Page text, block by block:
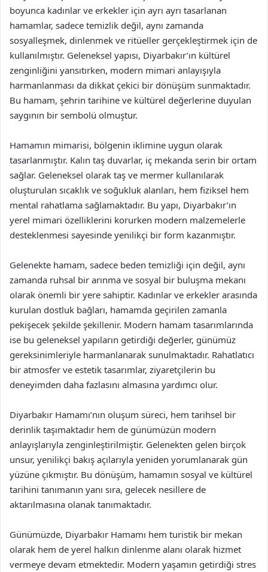
boyunca kadınlar ve erkekler için ayrı ayrı tasarlanan
hamamlar, sadece temizlik değil, aynı zamanda
sosyalleşmek, dinlenmek ve ritüeller gerçekleştirmek için de
kullanılmıştır. Geleneksel yapısı, Diyarbakır’ın kültürel
zenginliğini yansıtırken, modern mimari anlayışıyla
harmanlanması da dikkat çekici bir dönüşüm sunmaktadır.
Bu hamam, şehrin tarihine ve kültürel değerlerine duyulan
saygının bir sembolü olmuştur.
Hamamın mimarisi, bölgenin iklimine uygun olarak
tasarlanmıştır. Kalın taş duvarlar, iç mekanda serin bir ortam
sağlar. Geleneksel olarak taş ve mermer kullanılarak
oluşturulan sıcaklık ve soğukluk alanları, hem fiziksel hem
mental rahatlama sağlamaktadır. Bu yapı, Diyarbakır’ın
yerel mimari özelliklerini korurken modern malzemelerle
desteklenmesi sayesinde yenilikçi bir form kazanmıştır.
Gelenekte hamam, sadece beden temizliği için değil, aynı
zamanda ruhsal bir arınma ve sosyal bir buluşma mekanı
olarak önemli bir yere sahiptir. Kadınlar ve erkekler arasında
kurulan dostluk bağları, hamamda geçirilen zamanla
pekişecek şekilde şekillenir. Modern hamam tasarımlarında
ise bu geleneksel yapıların getirdiği değerler, günümüz
gereksinimleriyle harmanlanarak sunulmaktadır. Rahatlatıcı
bir atmosfer ve estetik tasarımlar, ziyaretçilerin bu
deneyimden daha fazlasını almasına yardımcı olur.
Diyarbakır Hamamı’nın oluşum süreci, hem tarihsel bir
derinlik taşımaktadır hem de günümüzün modern
anlayışlarıyla zenginleştirilmiştir. Gelenekten gelen birçok
unsur, yenilikçi bakış açılarıyla yeniden yorumlanarak gün
yüzüne çıkmıştır. Bu dönüşüm, hamamın sosyal ve kültürel
tarihini tanımanın yanı sıra, gelecek nesillere de
aktarılmasına olanak tanımaktadır.
Günümüzde, Diyarbakır Hamamı hem turistik bir mekan
olarak hem de yerel halkın dinlenme alanı olarak hizmet
vermeye devam etmektedir. Modern yaşamın getirdiği stres